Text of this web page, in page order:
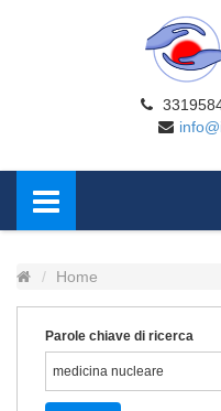
Home
Parole chiave di ricerca